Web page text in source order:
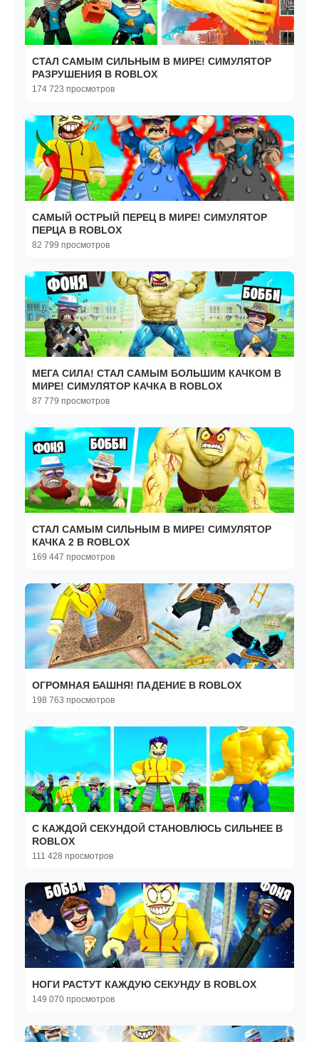
СТАЛ САМЫМ СИЛЬНЫМ В МИРЕ! СИМУЛЯТОР
РАЗРУШЕНИЯ В ROBLOX
174 723 просмотров
САМЫЙ ОСТРЫЙ ПЕРЕЦ В МИРЕ! СИМУЛЯТОР
ПЕРЦА В ROBLOX
82 799 просмотров
МЕГА СИЛА! СТАЛ САМЫМ БОЛЬШИМ КАЧКОМ В
МИРЕ! СИМУЛЯТОР КАЧКА В ROBLOX
87 779 просмотров
СТАЛ САМЫМ СИЛЬНЫМ В МИРЕ! СИМУЛЯТОР
КАЧКА 2 В ROBLOX
169 447 просмотров
ОГРОМНАЯ БАШНЯ! ПАДЕНИЕ В ROBLOX
198 763 просмотров
С КАЖДОЙ СЕКУНДОЙ СТАНОВЛЮСЬ СИЛЬНЕЕ В
ROBLOX
111 428 просмотров
НОГИ РАСТУТ КАЖДУЮ СЕКУНДУ В ROBLOX
149 070 просмотров